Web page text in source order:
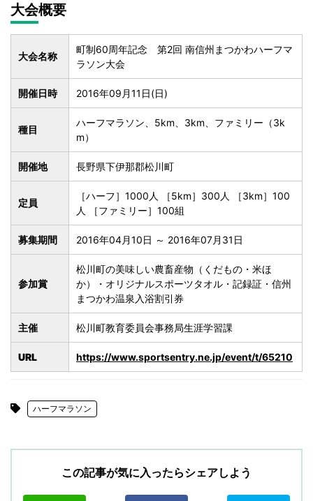
大会概要
大会名称
町制60周年記念 第2回 南信州まつかわハーフマ
ラソン大会
開催日時 2016年09月11日(日)
種目
ハーフマラソン、5km、3km、ファミリー（3k
m）
開催地 長野県下伊那郡松川町
定員
［ハーフ］1000人 ［5km］300人 ［3km］100
人 ［ファミリー］100組
募集期間 2016年04月10日 ～ 2016年07月31日
参加賞
松川町の美味しい農畜産物（くだもの・米ほ
か）・オリジナルスポーツタオル・記録証・信州
まつかわ温泉入浴割引券
主催 松川町教育委員会事務局生涯学習課
URL https://www.sportsentry.ne.jp/event/t/65210
ハーフマラソン
この記事が気に入ったらシェアしよう